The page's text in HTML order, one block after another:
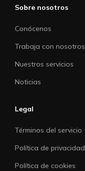
Sobre nosotros
Conócenos
Trabaja con nosotros
Nuestros servicios
Noticias
Legal
Términos del servicio
Política de privacidad
Política de cookies